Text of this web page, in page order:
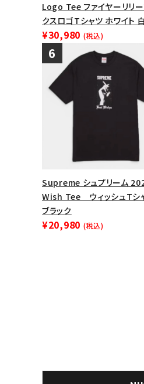
Logo Tee ファイヤーリリー
クスロゴTシャツ ホワイト 白
¥30,980 (税込)
Supreme シュプリーム
Wish Tee ウィッシュTシ
ブラック
¥20,980 (税込)